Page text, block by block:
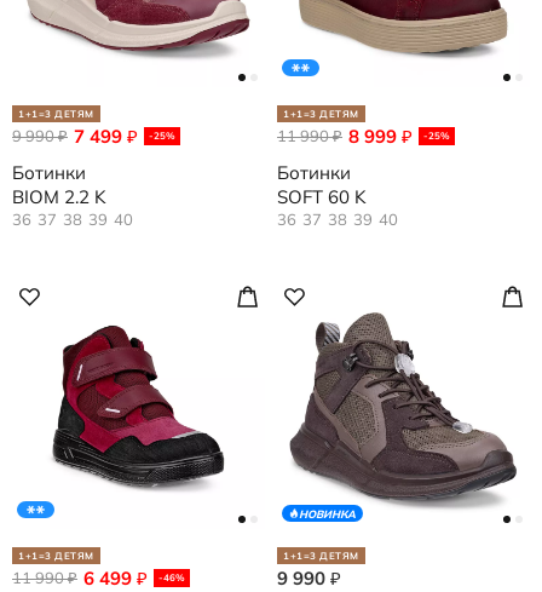
1+1=3 ДЕТЯМ
7 499 ₽ -25%
9 990₽
Ботинки
BIOM 2.2 K
36 37 38 39 40
1+1=3 ДЕТЯМ
8 999 ₽ -25%
11 990₽
Ботинки
SOFT 60 K
36 37 38 39 40
1+1=3 ДЕТЯМ
6 499 ₽ -46%
11 990₽
НОВИНКА
1+1=3 ДЕТЯМ
9 990 ₽